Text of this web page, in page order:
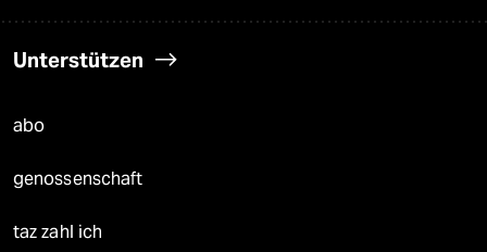
Unterstützen
abo
genossenschaft
taz zahl ich